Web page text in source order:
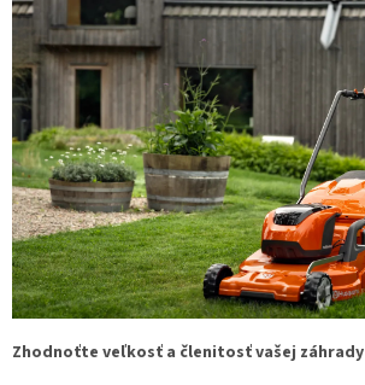
Zhodnoťte veľkosť a členitosť vašej záhrady